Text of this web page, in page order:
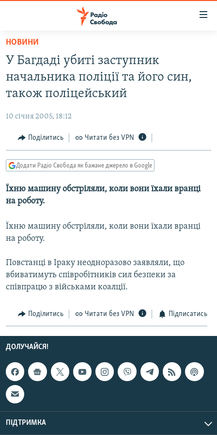
Перейти
основного
матеріалу
до
основної
Перейти
до
пошуку
РАДІО СВОБОДА – 70 РОКІВ
ВСЕ ЗА ДОБУ
СУСПІЛЬСТВО
УКРАЇНА
РОСІЙСЬКА «ФІЛЬТРАЦІЯ»
ДОНБАС.РЕАЛІЇ
ТИ ЯК?
СХЕМИ
КИТАЙ.ВИКЛИКИ
МУЛЬТИМЕДІА
ФОТО
СПЕЦПРОЄКТИ
ПОДКАСТИ
РУС
УКР
КТАТ
ДОЛУЧАЙСЯ!
НОВИНИ
У Багдаді убиті заступник
начальника поліції та його син,
також поліцейський
10 січня 2005, 18:12
Поділитись Читати без VPN
Додати Радіо Свобода як бажане джерело в Google
Їхню машину обстріляли, коли вони їхали вранці
на роботу.
Їхню машину обстріляли, коли вони їхали вранці
на роботу.
Повстанці в Іраку неодноразово заявляли, що
вбиватимуть співробітників сил безпеки за
співпрацю з військами коалції.
Поділитись Читати без VPN Підписатись
ДОЛУЧАЙСЯ!
ПІДТРИМКА